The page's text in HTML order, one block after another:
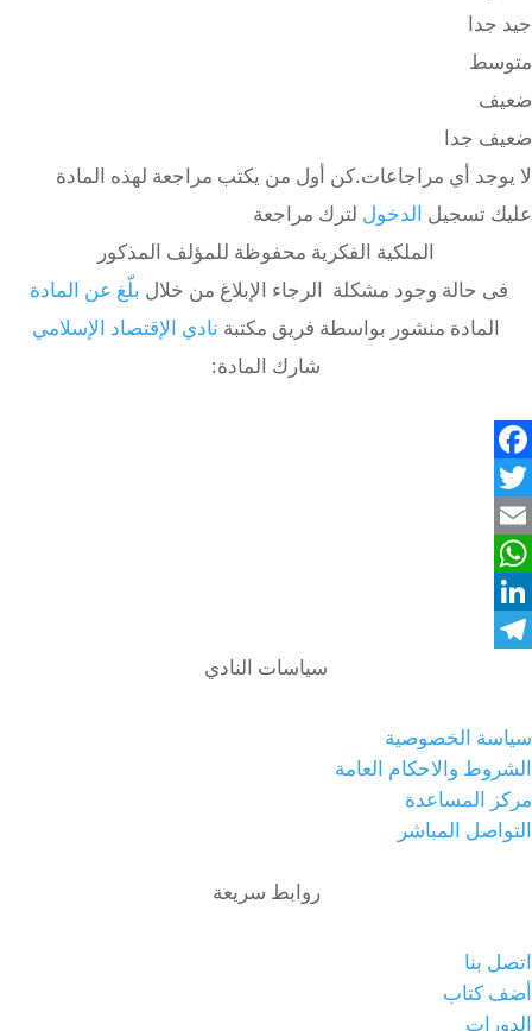
جيد جدا
متوسط
ضعيف
ضعيف جدا
لا يوجد أي مراجاعات.كن أول من يكتب مراجعة لهذه المادة
عليك تسجيل الدخول لترك مراجعة
الملكية الفكرية محفوظة للمؤلف المذكور
فى حالة وجود مشكلة الرجاء الإبلاغ من خلال بلّغ عن المادة
المادة منشور بواسطة فريق مكتبة نادي الإقتصاد الإسلامي
شارك المادة:
Telegram
سياسات النادي
سياسة الخصوصية
الشروط والاحكام العامة
مركز المساعدة
التواصل المباشر
روابط سريعة
اتصل بنا
أضف كتاب
الدورات